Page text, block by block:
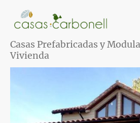
Casas Prefabricadas y
Vivienda